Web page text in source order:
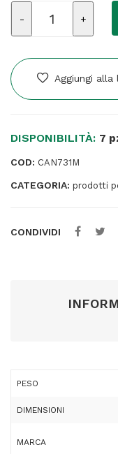
-
Magenta
1.500
Aggiungi alla
DISPONIBILITÀ: 7
COD: CAN731M
CATEGORIA: prodotti
CONDIVIDI
PESO
DIMENSIONI
MARCA